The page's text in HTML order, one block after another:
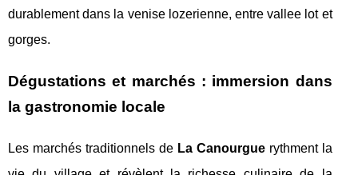
durablement dans la venise lozerienne, entre vallee lot et
gorges.
Dégustations et marchés : immersion dans
la gastronomie locale
Les marchés traditionnels de La Canourguerythment la